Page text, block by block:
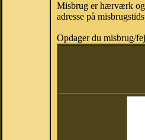
Misbrug er hærværk og
adresse på
Opdager du misbrug/